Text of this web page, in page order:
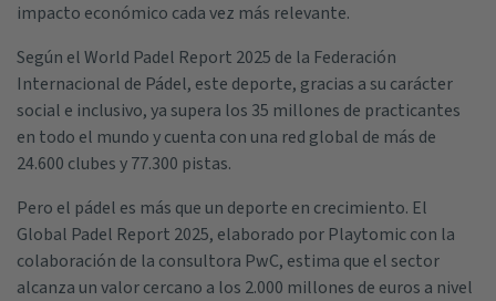
impacto económico cada vez más relevante.
Según el World Padel Report 2025 de la Federación
Internacional de Pádel, este deporte, gracias a su carácter
social e inclusivo, ya supera los 35 millones de practicantes
en todo el mundo y cuenta con una red global de más de
24.600 clubes y 77.300 pistas.
Pero el pádel es más que un deporte en crecimiento. El
Global Padel Report 2025, elaborado por Playtomic con la
colaboración de la consultora PwC, estima que el sector
alcanza un valor cercano a los 2.000 millones de euros a nivel